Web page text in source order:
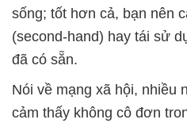
sống; tốt hơn cả, bạn nên
(second-hand) hay tái sử
đã có sẵn.
Nói về mạng xã hội, nhiều
cảm thấy không cô đơn